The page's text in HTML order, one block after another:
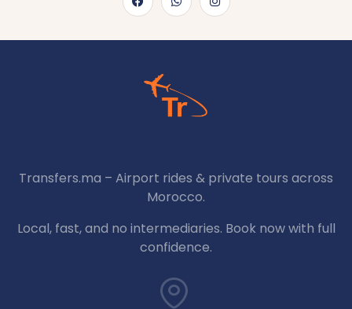
Transfers.ma – Airport rides & private tours across
Morocco.
Local, fast, and no intermediaries. Book now with full
confidence.